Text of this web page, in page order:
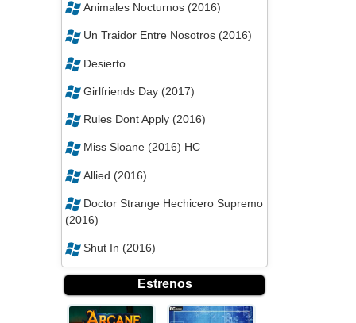
Animales Nocturnos (2016)
Un Traidor Entre Nosotros (2016)
Desierto
Girlfriends Day (2017)
Rules Dont Apply (2016)
Miss Sloane (2016) HC
Allied (2016)
Doctor Strange Hechicero Supremo
(2016)
Shut In (2016)
Estrenos